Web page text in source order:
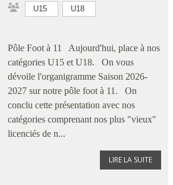
U15 U18
Pôle Foot à 11 Aujourd'hui, place à nos
catégories U15 et U18. On vous
dévoile l'organigramme Saison 2026-
2027 sur notre pôle foot à 11. On
conclu cette présentation avec nos
catégories comprenant nos plus "vieux"
licenciés de n...
LIRE LA SUITE